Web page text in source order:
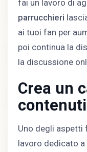
fai un lavoro di
parrucchieri
ai tuoi fan per
poi continua la
la discussione
Crea un
contenuti
Uno degli aspetti
lavoro dedicato a